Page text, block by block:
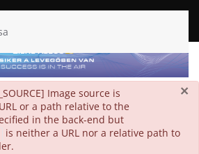
×
Image source is
or a path relative to the
in the back-end but
is neither a URL nor a relative path to